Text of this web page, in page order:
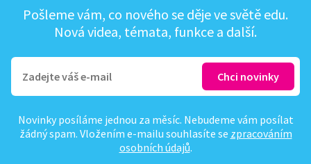
Pošleme vám, co nového se děje ve světě edu.
Nová videa, témata, funkce a další.
Novinky posíláme jednou za měsíc. Nebudeme vám posílat
žádný spam. Vložením e-mailu souhlasíte se zpracováním
osobních údajů.